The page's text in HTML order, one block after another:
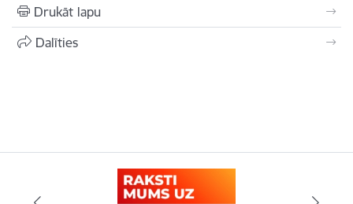
Drukāt lapu
Dalīties